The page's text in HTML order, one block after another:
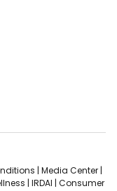
| Media Center |
| IRDAI | Consumer